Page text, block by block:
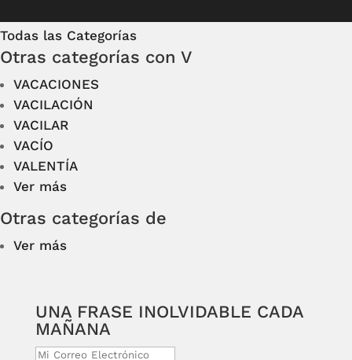
Todas las Categorías
Otras categorías con V
VACACIONES
VACILACIÓN
VACILAR
VACÍO
VALENTÍA
Ver más
Otras categorías de
Ver más
UNA FRASE INOLVIDABLE CADA
MAÑANA